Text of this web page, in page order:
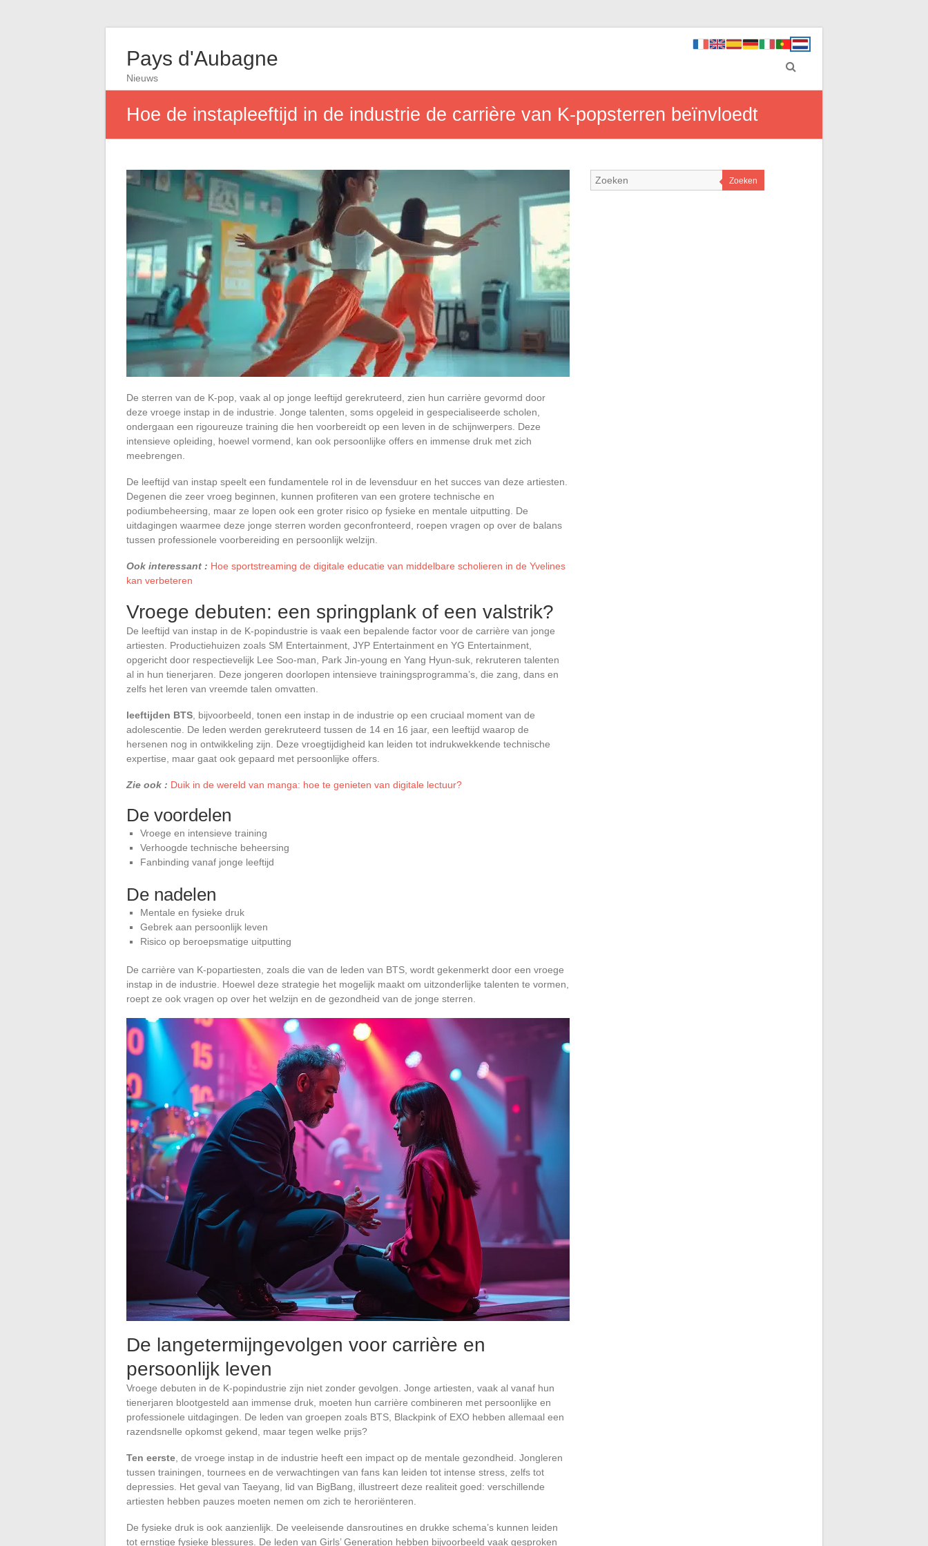
Pays d'Aubagne
Nieuws
Hoe de instapleeftijd in de industrie de carrière van K-popsterren beïnvloedt
De sterren van de K-pop, vaak al op jonge leeftijd gerekruteerd, zien hun carrière gevormd door
deze vroege instap in de industrie. Jonge talenten, soms opgeleid in gespecialiseerde scholen,
ondergaan een rigoureuze training die hen voorbereidt op een leven in de schijnwerpers. Deze
intensieve opleiding, hoewel vormend, kan ook persoonlijke offers en immense druk met zich
meebrengen.
De leeftijd van instap speelt een fundamentele rol in de levensduur en het succes van deze artiesten.
Degenen die zeer vroeg beginnen, kunnen profiteren van een grotere technische en
podiumbeheersing, maar ze lopen ook een groter risico op fysieke en mentale uitputting. De
uitdagingen waarmee deze jonge sterren worden geconfronteerd, roepen vragen op over de balans
tussen professionele voorbereiding en persoonlijk welzijn.
Ook interessant : Hoe sportstreaming de digitale educatie van middelbare scholieren in de Yvelines
kan verbeteren
Vroege debuten: een springplank of een valstrik?
De leeftijd van instap in de K-popindustrie is vaak een bepalende factor voor de carrière van jonge
artiesten. Productiehuizen zoals SM Entertainment, JYP Entertainment en YG Entertainment,
opgericht door respectievelijk Lee Soo-man, Park Jin-young en Yang Hyun-suk, rekruteren talenten
al in hun tienerjaren. Deze jongeren doorlopen intensieve trainingsprogramma’s, die zang, dans en
zelfs het leren van vreemde talen omvatten.
leeftijden BTS , bijvoorbeeld, tonen een instap in de industrie op een cruciaal moment van de
adolescentie. De leden werden gerekruteerd tussen de 14 en 16 jaar, een leeftijd waarop de
hersenen nog in ontwikkeling zijn. Deze vroegtijdigheid kan leiden tot indrukwekkende technische
expertise, maar gaat ook gepaard met persoonlijke offers.
Zie ook : Duik in de wereld van manga: hoe te genieten van digitale lectuur?
De voordelen
Vroege en intensieve training
Verhoogde technische beheersing
Fanbinding vanaf jonge leeftijd
De nadelen
Mentale en fysieke druk
Gebrek aan persoonlijk leven
Risico op beroepsmatige uitputting
De carrière van K-popartiesten, zoals die van de leden van BTS, wordt gekenmerkt door een vroege
instap in de industrie. Hoewel deze strategie het mogelijk maakt om uitzonderlijke talenten te vormen,
roept ze ook vragen op over het welzijn en de gezondheid van de jonge sterren.
De langetermijngevolgen voor carrière en
persoonlijk leven
Vroege debuten in de K-popindustrie zijn niet zonder gevolgen. Jonge artiesten, vaak al vanaf hun
tienerjaren blootgesteld aan immense druk, moeten hun carrière combineren met persoonlijke en
professionele uitdagingen. De leden van groepen zoals BTS, Blackpink of EXO hebben allemaal een
razendsnelle opkomst gekend, maar tegen welke prijs?
Ten eerste , de vroege instap in de industrie heeft een impact op de mentale gezondheid. Jongleren
tussen trainingen, tournees en de verwachtingen van fans kan leiden tot intense stress, zelfs tot
depressies. Het geval van Taeyang, lid van BigBang, illustreert deze realiteit goed: verschillende
artiesten hebben pauzes moeten nemen om zich te heroriënteren.
De fysieke druk is ook aanzienlijk. De veeleisende dansroutines en drukke schema’s kunnen leiden
tot ernstige fysieke blessures. De leden van Girls’ Generation hebben bijvoorbeeld vaak gesproken
Zoeken